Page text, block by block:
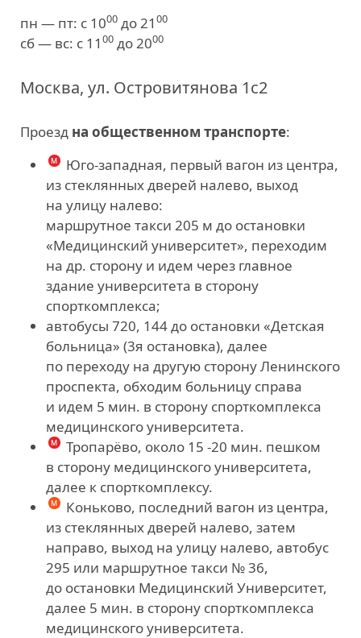
пн — пт: с 1000 до 21 00
сб — вс: с 11 00 до 2000
Москва, ул. Островитянова 1с2
Проезд на общественном транспорте:
Юго-западная, первый вагон из центра,
из стеклянных дверей налево, выход
на улицу налево:
маршрутное такси 205 м до остановки
«Медицинский университет», переходим
на др. сторону и идем через главное
здание университета в сторону
спорткомплекса;
автобусы 720, 144 до остановки «Детская
больница» (3я остановка), далее
по переходу на другую сторону Ленинского
проспекта, обходим больницу справа
и идем 5 мин. в сторону спорткомплекса
медицинского университета.
Тропарёво, около 15 -20 мин. пешком
в сторону медицинского университета,
далее к спорткомплексу.
Коньково, последний вагон из центра,
из стеклянных дверей налево, затем
направо, выход на улицу налево, автобус
295 или маршрутное такси № 36,
до остановки Медицинский Университет,
далее 5 мин. в сторону спорткомплекса
медицинского университета.